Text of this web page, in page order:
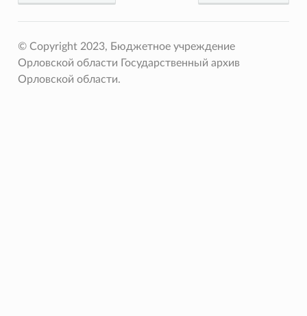
© Copyright 2023, Бюджетное учреждение
Орловской области Государственный архив
Орловской области.